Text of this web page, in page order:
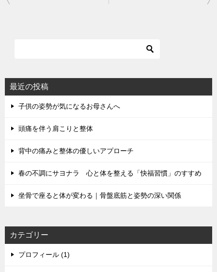
シ
ョ
最近の投稿
子供の姿勢が気になるお母さんへ
頭痛を伴う肩こりと整体
背中の痛みと整体の優しいアプローチ
春の不調にサヨナラ 心と体を整える「快福習慣」のすすめ
坐骨で座ると体が変わる｜骨盤底筋と姿勢の深い関係
カテゴリー
プロフィール (1)